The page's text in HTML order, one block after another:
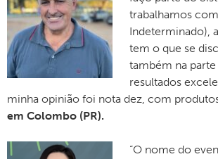
trabalhamos
Indeterminado),
tem o que se
também na
resultados
minha opinião foi nota dez, com
em Colombo (PR).
“O nome do